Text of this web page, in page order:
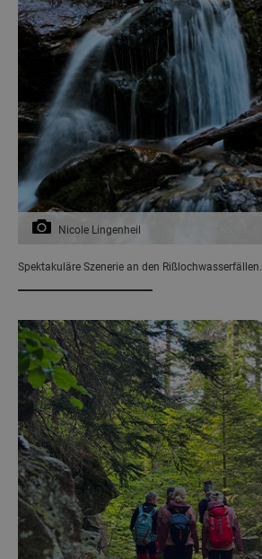
Nicole Lingenheil
Spektakuläre Szenerie an den Rißlochwasserfällen.